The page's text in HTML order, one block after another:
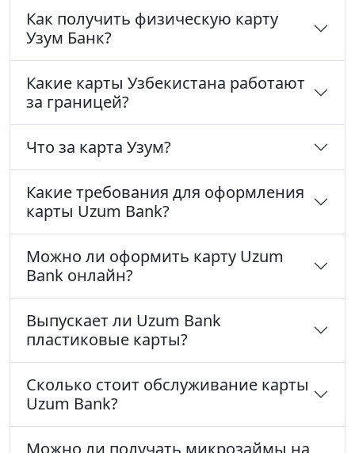
Как получить физическую карту
Узум Банк?
Какие карты Узбекистана работают
за границей?
Что за карта Узум?
Какие требования для оформления
карты Uzum Bank?
Можно ли оформить карту Uzum
Bank онлайн?
Выпускает ли Uzum Bank
пластиковые карты?
Сколько стоит обслуживание карты
Uzum Bank?
Можно ли получать микрозаймы на